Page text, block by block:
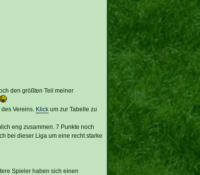
den größten Teil meiner
Vereins. Klickum zur Tabelle zu
eng zusammen. 7 Punkte noch
bei dieser Liga um eine recht starke
Spieler haben sich einen